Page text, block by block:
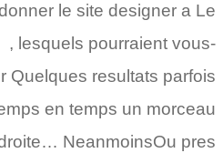
le site designer a Le
lesquels pourraient vous-
Quelques resultats parfois
en temps un morceau
NeanmoinsOu pres